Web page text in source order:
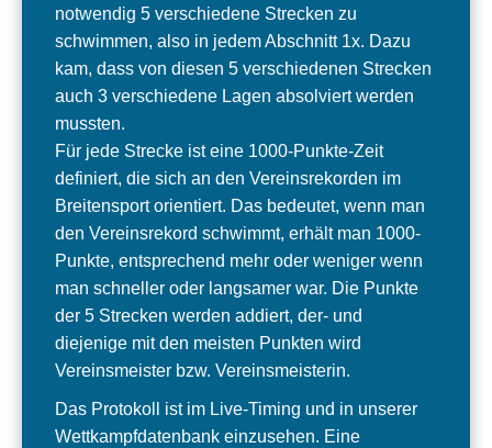
notwendig 5 verschiedene Strecken zu
schwimmen, also in jedem Abschnitt 1x. Dazu
kam, dass von diesen 5 verschiedenen Strecken
auch 3 verschiedene Lagen absolviert werden
mussten.
Für jede Strecke ist eine 1000-Punkte-Zeit
definiert, die sich an den Vereinsrekorden im
Breitensport orientiert. Das bedeutet, wenn man
den Vereinsrekord schwimmt, erhält man 1000-
Punkte, entsprechend mehr oder weniger wenn
man schneller oder langsamer war. Die Punkte
der 5 Strecken werden addiert, der- und
diejenige mit den meisten Punkten wird
Vereinsmeister bzw. Vereinsmeisterin.
Das Protokoll ist im Live-Timing und in unserer
Wettkampfdatenbank einzusehen. Eine